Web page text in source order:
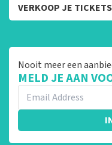
VERKOOP JE TICKETS
Nooit meer een
MELD JE AAN